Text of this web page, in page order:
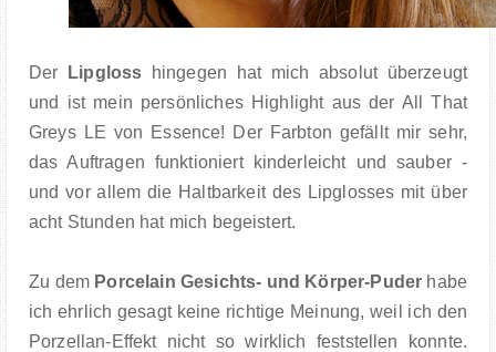
Der Lipgloss hingegen hat mich absolut überzeugt
und ist mein persönliches Highlight aus der All That
Greys LE von Essence! Der Farbton gefällt mir sehr,
das Auftragen funktioniert kinderleicht und sauber -
und vor allem die Haltbarkeit des Lipglosses mit über
acht Stunden hat mich begeistert.
Zu dem Porcelain Gesichts- und Körper-Puder habe
ich ehrlich gesagt keine richtige Meinung, weil ich den
Porzellan-Effekt nicht so wirklich feststellen konnte.